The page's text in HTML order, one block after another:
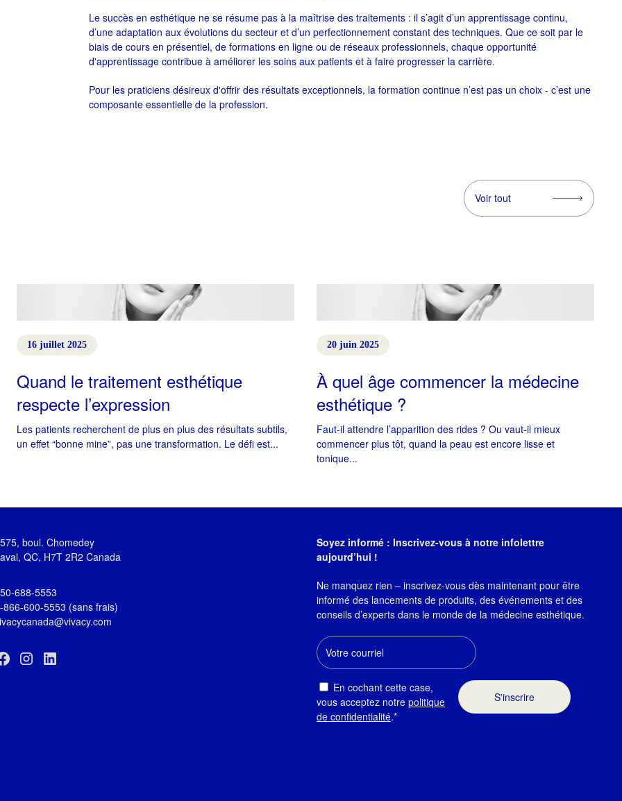
Le succès en esthétique ne se résume pas à la maîtrise des traitements : il s’agit d’un apprentissage continu,
d’une adaptation aux évolutions du secteur et d’un perfectionnement constant des techniques. Que ce soit par le
biais de cours en présentiel, de formations en ligne ou de réseaux professionnels, chaque opportunité
d'apprentissage contribue à améliorer les soins aux patients et à faire progresser la carrière.
Pour les praticiens désireux d'offrir des résultats exceptionnels, la formation continue n’est pas un choix - c’est une
composante essentielle de la profession.
Voir tout
16 juillet 2025
Quand le traitement esthétique
respecte l’expression
Les patients recherchent de plus en plus des résultats subtils,
un effet “bonne mine”, pas une transformation. Le défi est...
20 juin 2025
À quel âge commencer la médecine
esthétique ?
Faut-il attendre l’apparition des rides ? Ou vaut-il mieux
commencer plus tôt, quand la peau est encore lisse et
tonique...
boul. Chomedey
QC, H7T 2R2 Canada
688-5553
866-600-5553 (sans frais)
Soyez informé : Inscrivez-vous à notre infolettre
aujourd’hui !
Ne manquez rien – inscrivez-vous dès maintenant pour être
informé des lancements de produits, des événements et des
conseils d’experts dans le monde de la médecine esthétique.
Courriel
Consent
En cochant cette case,
vous acceptez notre politique
de confidentialité.*